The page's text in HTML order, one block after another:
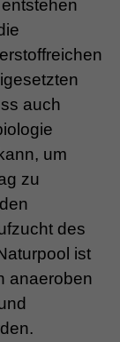
auch
um
zu
des
ist
anaeroben